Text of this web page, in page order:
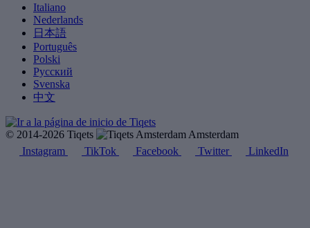
Italiano
Nederlands
日本語
Português
Polski
Русский
Svenska
中文
© 2014-2026 Tiqets
Amsterdam
Instagram
TikTok Facebook Twitter LinkedIn